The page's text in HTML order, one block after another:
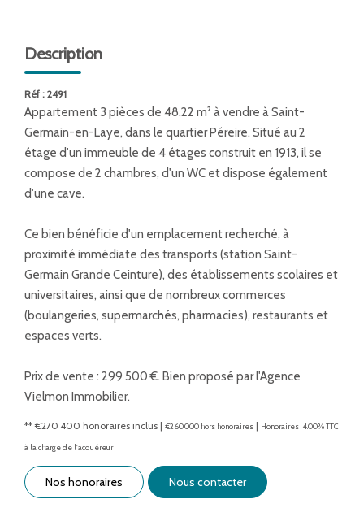
Description
Réf : 2491
Appartement 3 pièces de 48.22 m² à vendre à Saint-
Germain-en-Laye, dans le quartier Péreire. Situé au 2
étage d'un immeuble de 4 étages construit en 1913, il se
compose de 2 chambres, d'un WC et dispose également
d'une cave.
Ce bien bénéficie d'un emplacement recherché, à
proximité immédiate des transports (station Saint-
Germain Grande Ceinture), des établissements scolaires et
universitaires, ainsi que de nombreux commerces
(boulangeries, supermarchés, pharmacies), restaurants et
espaces verts.
Prix de vente : 299 500 €. Bien proposé par l'Agence
Vielmon Immobilier.
** €270 400 honoraires inclus | €260 000 hors honoraires | Honoraires : 4.00% TTC
à la charge de l'acquéreur
Nos honoraires Nous contacter